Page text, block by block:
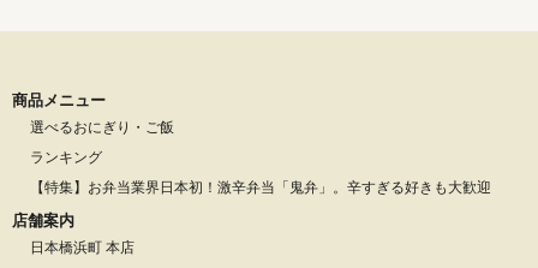
商品メニュー
選べるおにぎり・ご飯
ランキング
【特集】お弁当業界日本初！激辛弁当「鬼弁」。辛すぎる好きも大歓迎
店舗案内
日本橋浜町 本店